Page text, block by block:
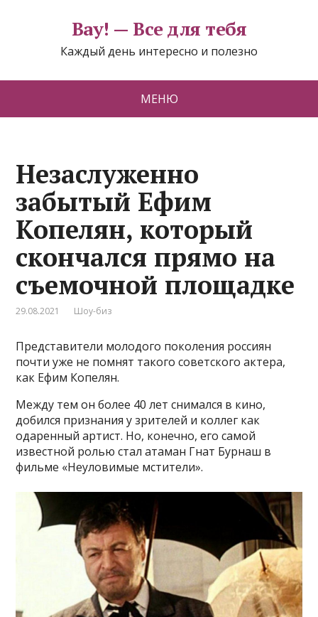
Вау! — Все для тебя
Каждый день интересно и полезно
МЕНЮ
Незаслуженно
забытый Ефим
Копелян, который
скончался прямо на
съемочной площадке
29.08.2021 Шоу-биз
Представители молодого поколения россиян
почти уже не помнят такого советского актера,
как Ефим Копелян.
Между тем он более 40 лет снимался в кино,
добился признания у зрителей и коллег как
одаренный артист. Но, конечно, его самой
известной ролью стал атаман Гнат Бурнаш в
фильме «Неуловимые мстители».